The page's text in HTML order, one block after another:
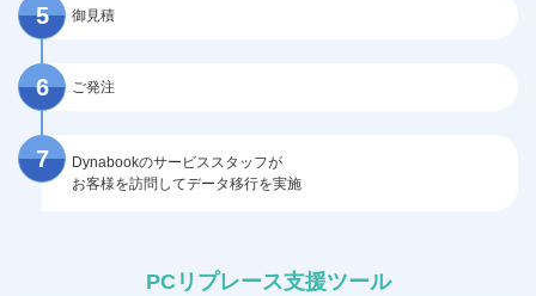
御見積
ご発注
Dynabookのサービススタッフが
お客様を訪問してデータ移行を実施
PCリプレース支援ツール